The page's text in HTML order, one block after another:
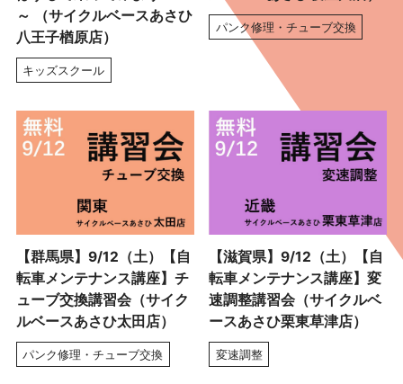
～ （サイクルベースあさひ
八王子楢原店）
キッズスクール
パンク修理・チューブ交換
【群馬県】9/12（土）【自
転車メンテナンス講座】チ
ューブ交換講習会（サイク
ルベースあさひ太田店）
パンク修理・チューブ交換
【滋賀県】9/12（土）【自
転車メンテナンス講座】変
速調整講習会（サイクルベ
ースあさひ栗東草津店）
変速調整